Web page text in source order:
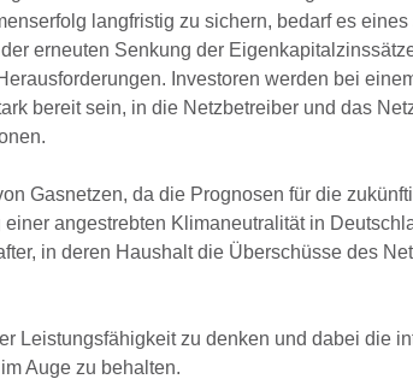
langfristig zu sichern, bedarf es
erneuten Senkung der
Investoren werden bei
bereit sein, in die Netzbetreiber und das
Gasnetzen, da die Prognosen für die
angestrebten Klimaneutralität in
in deren Haushalt die Überschüsse des
Leistungsfähigkeit zu denken und dabei die
Auge zu behalten.